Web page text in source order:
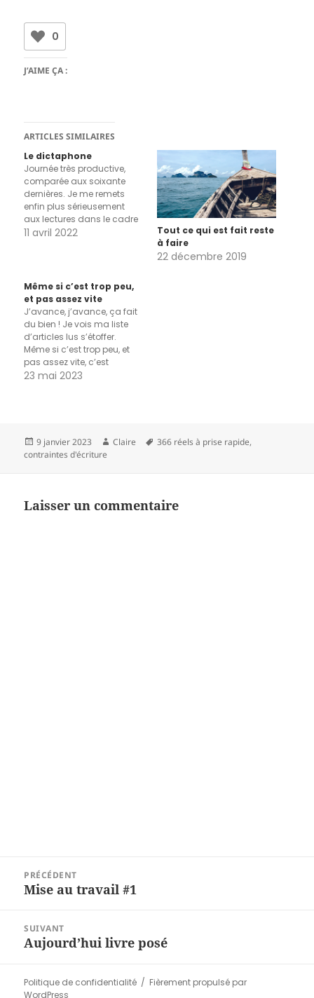
0
J’AIME ÇA :
ARTICLES SIMILAIRES
Le dictaphone
Journée très productive,
comparée aux soixante
dernières. Je me remets
enfin plus sérieusement
aux lectures dans le cadre
de mes études, délaissées
faisant de fausses
promesses "demain,
demain, toujours demain".
En fin de matinée, j'ai…
11 avril 2022
Tout ce qui est fait reste
à faire
22 décembre 2019
Même si c’est trop peu,
et pas assez vite
J’avance, j’avance, ça fait
du bien ! Je vois ma liste
d’articles lus s’étoffer.
Même si c’est trop peu, et
pas assez vite, c’est
toujours toujours mieux
simplement les…
23 mai 2023
Publié
le
9 janvier 2023 Auteur
Claire
Mots-
366 réels à prise rapide,
contraintes d'écriture
Laisser un commentaire
l’article
PRÉCÉDENT
Article
Mise au travail #1
SUIVANT
Article
Aujourd’hui livre posé
Politique de confidentialité
Fièrement propulsé par
WordPress